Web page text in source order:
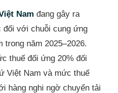
Nam đang gây ra
đối với chuỗi cung ứng
trong năm 2025–2026.
thuế đối ứng 20% đối
Việt Nam và mức thuế
hàng nghi ngờ chuyển tải